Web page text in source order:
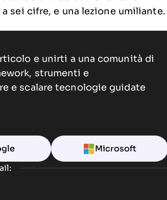
sei cifre, e una lezione umiliante.
e unirti a una comunità di
strumenti e
e scalare tecnologie guidate
Microsoft